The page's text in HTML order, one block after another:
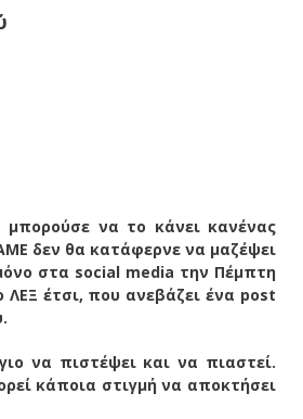
να το κάνει κανένας
δεν θα κατάφερνε να μαζέψει
στα social media την Πέμπτη
ΛΕΞ έτσι, που ανεβάζει ένα post
να πιστέψει και να πιαστεί.
κάποια στιγμή να αποκτήσει